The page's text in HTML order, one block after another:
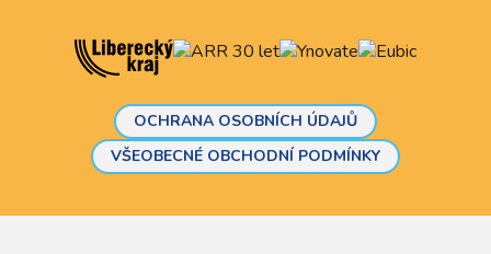
OCHRANA OSOBNÍCH ÚDAJŮ
VŠEOBECNÉ OBCHODNÍ PODMÍNKY